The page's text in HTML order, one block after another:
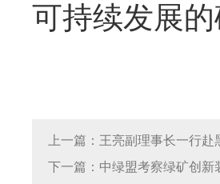
可持续发展
上一篇：王亮副理事长一行